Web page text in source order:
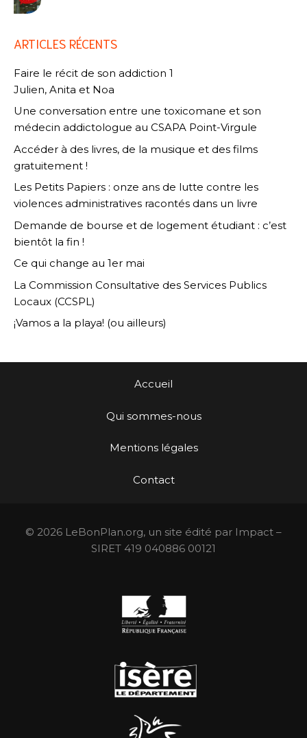
ARTICLES RÉCENTS
Faire le récit de son addiction 1
Julien, Anita et Noa
Une conversation entre une toxicomane et son
médecin addictologue au CSAPA Point-Virgule
Accéder à des livres, de la musique et des films
gratuitement !
Les Petits Papiers : onze ans de lutte contre les
violences administratives racontés dans un livre
Demande de bourse et de logement étudiant : c’est
bientôt la fin !
Ce qui change au 1er mai
La Commission Consultative des Services Publics
Locaux (CCSPL)
¡Vamos a la playa! (ou ailleurs)
Accueil
Qui sommes-nous
Mentions légales
Contact
© 2026 LeBonPlan.org, un site édité par Impact –
SIRET 419 040886 00121